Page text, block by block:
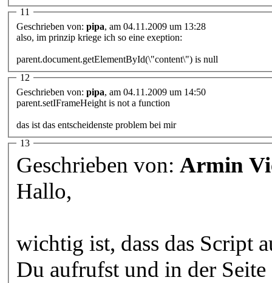
11
Geschrieben von: pipa, am 04.11.2009 um 13:28
also, im prinzip kriege ich so eine exeption:
parent.document.getElementById(\"content\") is null
12
Geschrieben von: pipa, am 04.11.2009 um 14:50
parent.setIFrameHeight is not a function
das ist das entscheidenste problem bei mir
13
Geschrieben von: Armin
Hallo,
wichtig ist, dass das Script
Du aufrufst und in der